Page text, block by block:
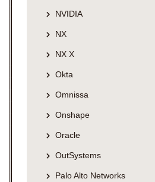
NVIDIA
NX
NX X
Okta
Omnissa
Onshape
Oracle
OutSystems
Palo Alto Networks